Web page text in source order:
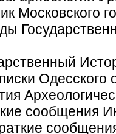
Московского
Одесского
сообщения